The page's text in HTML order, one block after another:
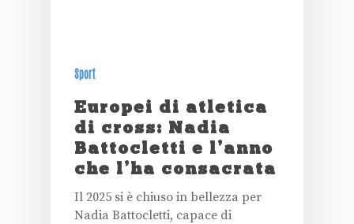
Sport
Europei di atletica
di cross: Nadia
Battocletti e l’anno
che l’ha consacrata
Il 2025 si è chiuso in bellezza per
Nadia Battocletti, capace di